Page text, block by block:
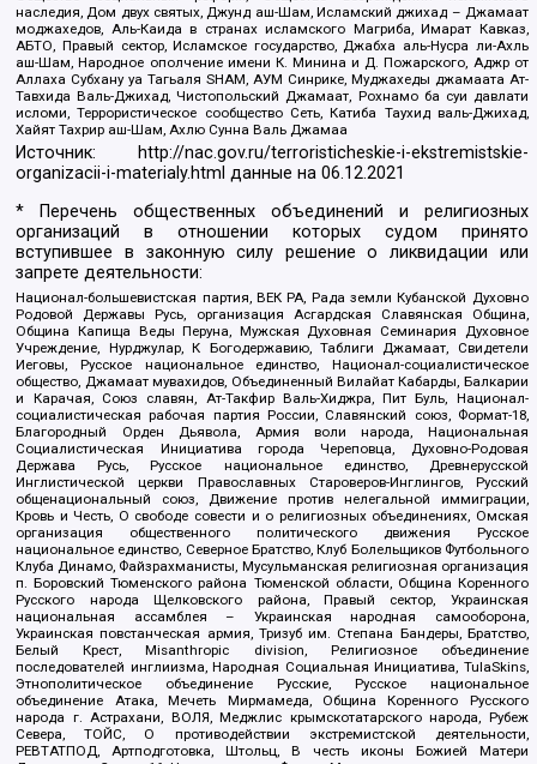
наследия, Дом двух святых, Джунд аш-Шам, Исламский джихад – Джамаат
моджахедов, Аль-Каида в странах исламского Магриба, Имарат Кавказ,
АБТО, Правый сектор, Исламское государство, Джабха аль-Нусра ли-Ахль
аш-Шам, Народное ополчение имени К. Минина и Д. Пожарского, Аджр от
Аллаха Субхану уа Тагьаля SHAM, АУМ Синрике, Муджахеды джамаата Ат-
Тавхида Валь-Джихад, Чистопольский Джамаат, Рохнамо ба суи давлати
исломи, Террористическое сообщество Сеть, Катиба Таухид валь-Джихад,
Хайят Тахрир аш-Шам, Ахлю Сунна Валь Джамаа
Источник:
http://nac.gov.ru/terroristicheskie-i-ekstremistskie-
organizacii-i-materialy.html данные на06.12.2021
* Перечень общественных объединений и религиозных
организаций в отношении которых судом принято
вступившее в законную силу решение о ликвидации или
запрете деятельности:
Национал-большевистская партия, ВЕК РА, Рада земли Кубанской Духовно
Родовой Державы Русь, организация Асгардская Славянская Община,
Община Капища Веды Перуна, Мужская Духовная Семинария Духовное
Учреждение, Нурджулар, К Богодержавию, Таблиги Джамаат, Свидетели
Иеговы, Русское национальное единство, Национал-социалистическое
общество, Джамаат мувахидов, Объединенный Вилайат Кабарды, Балкарии
и Карачая, Союз славян, Ат-Такфир Валь-Хиджра, Пит Буль, Национал-
социалистическая рабочая партия России, Славянский союз, Формат-18,
Благородный Орден Дьявола, Армия воли народа, Национальная
Социалистическая Инициатива города Череповца, Духовно-Родовая
Держава Русь, Русское национальное единство, Древнерусской
Инглистической церкви Православных Староверов-Инглингов, Русский
общенациональный союз, Движение против нелегальной иммиграции,
Кровь и Честь, О свободе совести и о религиозных объединениях, Омская
организация общественного политического движения Русское
национальное единство, Северное Братство, Клуб Болельщиков Футбольного
Клуба Динамо, Файзрахманисты, Мусульманская религиозная организация
п. Боровский Тюменского района Тюменской области, Община Коренного
Русского народа Щелковского района, Правый сектор, Украинская
национальная ассамблея – Украинская народная самооборона,
Украинская повстанческая армия, Тризуб им. Степана Бандеры, Братство,
Белый Крест, Misanthropic division, Религиозное объединение
последователей инглиизма, Народная Социальная Инициатива, TulaSkins,
Этнополитическое объединение Русские, Русское национальное
объединение Атака, Мечеть Мирмамеда, Община Коренного Русского
народа г. Астрахани, ВОЛЯ, Меджлис крымскотатарского народа, Рубеж
Севера, ТОЙС, О противодействии экстремистской деятельности,
РЕВТАТПОД, Артподготовка, Штольц, В честь иконы Божией Матери